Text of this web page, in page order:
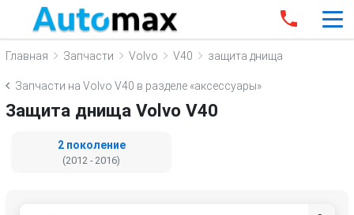
Главная Запчасти Volvo V40 защита днища
Запчасти на Volvo V40 в разделе «аксессуары»
Защита днища Volvo V40
2 поколение
(2012 - 2016)